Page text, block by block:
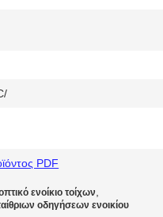
PDF
ενοίκιο τοίχων,
οδηγήσεων ενοικίου